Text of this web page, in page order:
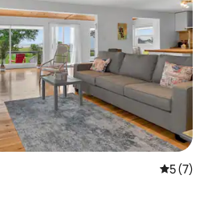
從 7 則評
5 (7)